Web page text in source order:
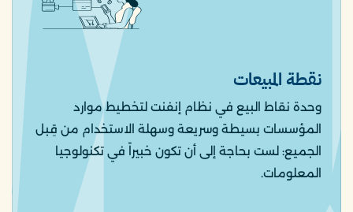
نقطة المبيعات
وحدة نقاط البيع في نظام إنفنت لتخطيط موارد
المؤسسات بسيطة وسريعة وسهلة الاستخدام من قِبل
الجميع: لست بحاجة إلى أن تكون خبيراً في تكنولوجيا
المعلومات.